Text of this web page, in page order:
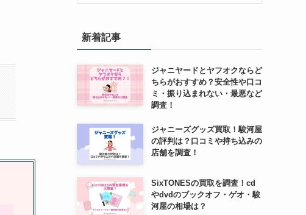
新着記事
ジャニヤードとヤフオクならど
ちらがおすすめ？安全性や口コ
ミ・振り込まれない・最悪など
調査！
ジャニーズグッズ買取！駿河屋
の評判は？口コミや持ち込みの
店舗を調査！
SixTONESの買取を調査！cd
やdvdのブックオフ・ゲオ・駿
河屋の相場は？